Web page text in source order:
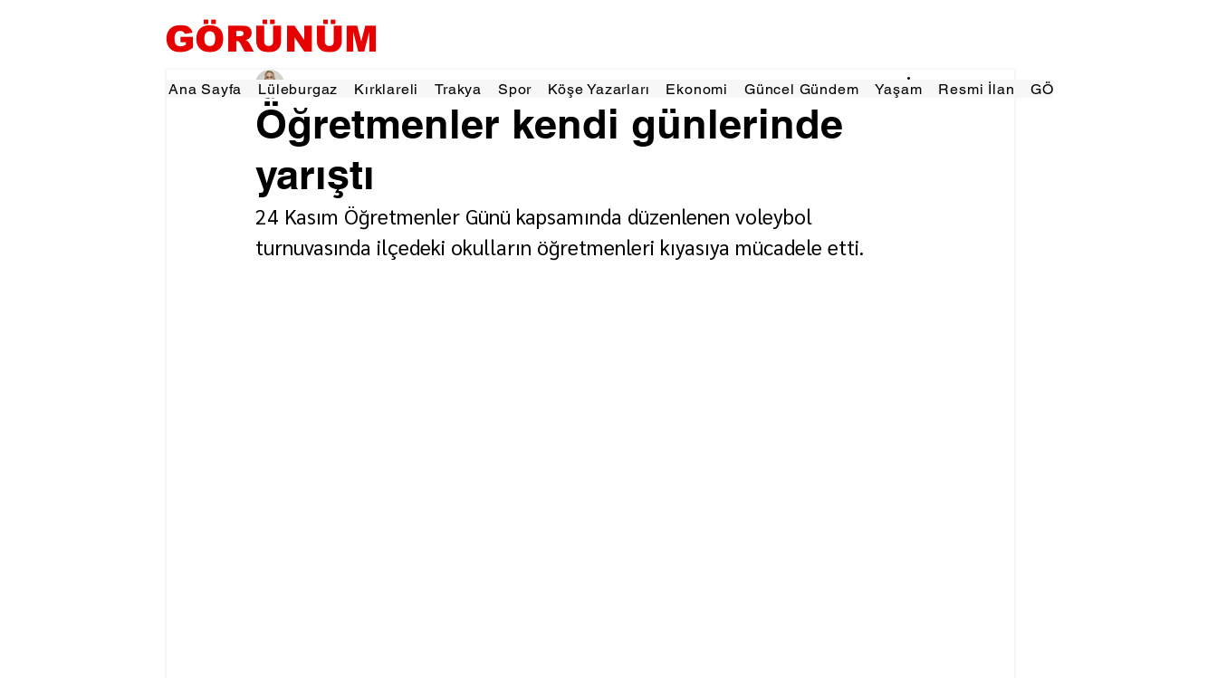
GÖRÜNÜM
Ana Sayfa Lüleburgaz Kırklareli Trakya Spor Köşe Yazarları Ekonomi Güncel Gündem Yaşam Resmi İlan GÖRÜNÜMTV
Öğretmenler kendi günlerinde
yarıştı
Hamza Dalgıç 24 Kas 20251 dakikada okunur
24 Kasım Öğretmenler Günü kapsamında düzenlenen voleybol
turnuvasında ilçedeki okulların öğretmenleri kıyasıya mücadele etti.